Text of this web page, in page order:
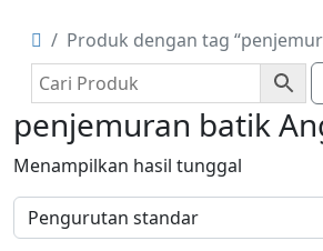
Produk dengan tag
penjemuran batik
Menampilkan hasil tunggal